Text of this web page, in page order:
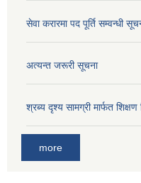
सेवा करारमा पद पूर्ति सम्वन्धी
अत्यन्त जरूरी सूचना
श्रब्य दृश्य सामग्री मार्फत
more